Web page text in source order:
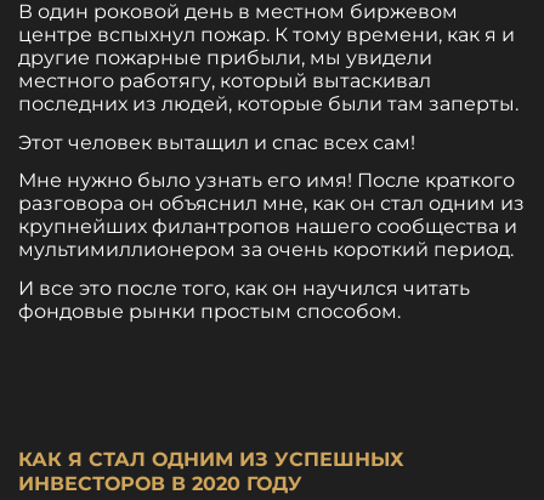
В один роковой день в местном биржевом
центре вспыхнул пожар. К тому времени, как я и
другие пожарные прибыли, мы увидели
местного работягу, который вытаскивал
последних из людей, которые были там заперты.
Этот человек вытащил и спас всех сам!
Мне нужно было узнать его имя! После краткого
разговора он объяснил мне, как он стал одним из
крупнейших филантропов нашего сообщества и
мультимиллионером за очень короткий период.
И все это после того, как он научился читать
фондовые рынки простым способом.
КАК Я СТАЛ ОДНИМ ИЗ УСПЕШНЫХ
ИНВЕСТОРОВ В 2020 ГОДУ